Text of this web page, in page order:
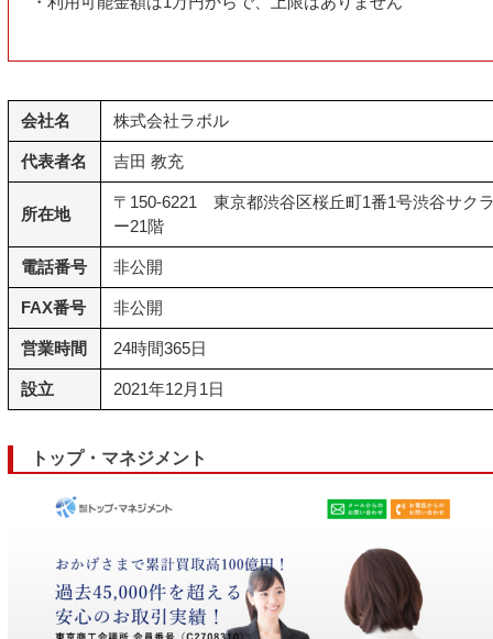
会社名 株式会社ラボル
代表者名 吉田 教充
所在地
〒150-6221 東京都渋谷区桜丘町1番1号渋谷サク
ー21階
電話番号 非公開
FAX番号 非公開
営業時間 24時間365日
設立 2021年12月1日
トップ・マネジメント